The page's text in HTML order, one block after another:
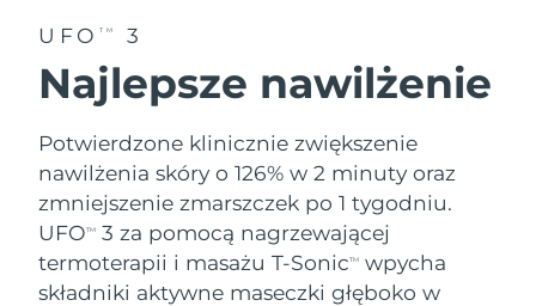
UFO TM 3
Najlepsze nawilżenie
Potwierdzone klinicznie zwiększenie
nawilżenia skóry o 126% w 2 minuty oraz
zmniejszenie zmarszczek po 1 tygodniu.
UFOTM
3 za pomocą nagrzewającej
termoterapii i masażu T-SonicTM
wpycha
składniki aktywne maseczki głęboko w
Stany Zjednoczone
12/8/26
Uzbekistan
Wietnam
Oczekiwany czas dostawy
17/8/26